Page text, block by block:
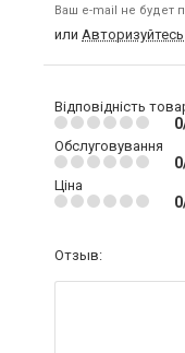
Ваш e-mail не будет
или Авторизуйтесь
Відповідність
Обслуговування
Ціна
Отзыв: